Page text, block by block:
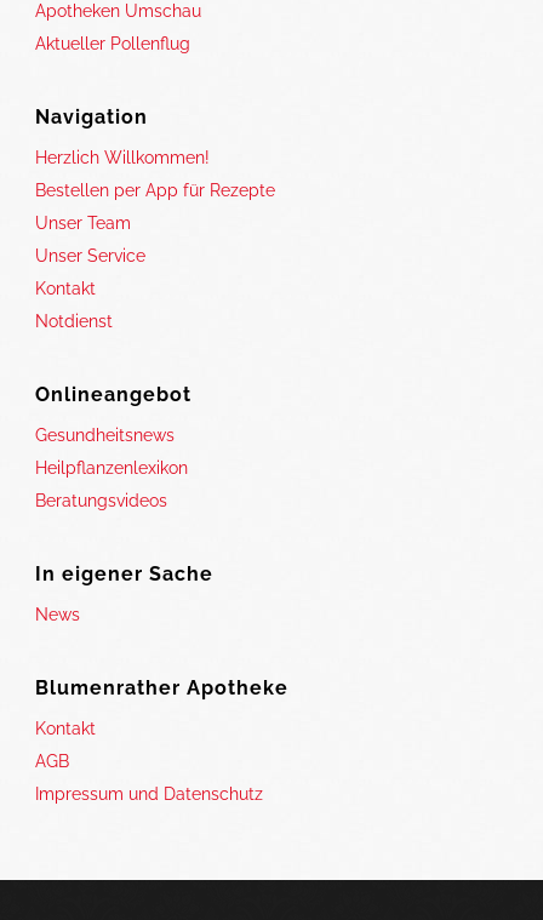
Apotheken Umschau
Aktueller Pollenflug
Navigation
Herzlich Willkommen!
Bestellen per App für Rezepte
Unser Team
Unser Service
Kontakt
Notdienst
Onlineangebot
Gesundheitsnews
Heilpflanzenlexikon
Beratungsvideos
In eigener Sache
News
Blumenrather Apotheke
Kontakt
AGB
Impressum und Datenschutz